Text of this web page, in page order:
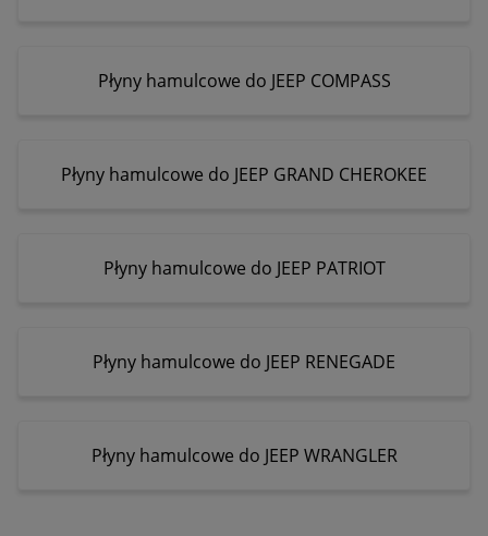
Płyny hamulcowe do JEEP COMPASS
Płyny hamulcowe do JEEP GRAND CHEROKEE
Płyny hamulcowe do JEEP PATRIOT
Płyny hamulcowe do JEEP RENEGADE
Płyny hamulcowe do JEEP WRANGLER